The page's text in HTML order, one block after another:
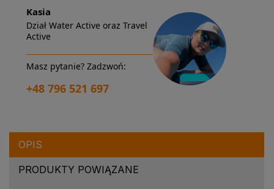
Kasia
Dział Water Active oraz Travel
Active
Masz pytanie? Zadzwoń:
+48 796 521 697
OPIS
PRODUKTY POWIĄZANE